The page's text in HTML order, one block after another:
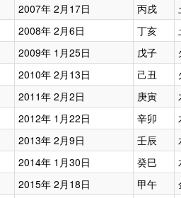
2007年 2月17日 丙戌
2008年 2月6日 丁亥
2009年 1月25日 戊子
2010年 2月13日 己丑
2011年 2月2日 庚寅
2012年 1月22日 辛卯
2013年 2月9日 壬辰
2014年 1月30日 癸巳
2015年 2月18日 甲午